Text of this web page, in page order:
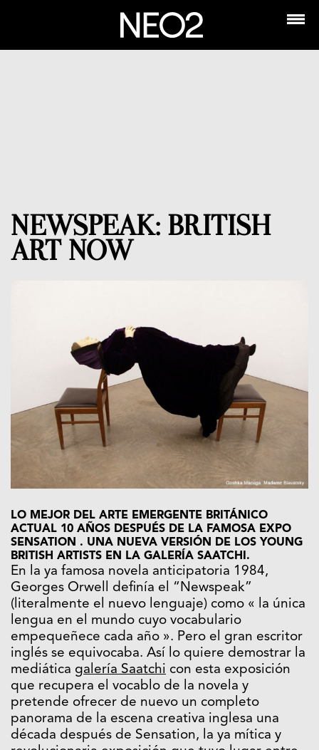
NEWSPEAK: BRITISH
ART NOW
LO MEJOR DEL ARTE EMERGENTE BRITÁNICO
ACTUAL 10 AÑOS DESPUÉS DE LA FAMOSA EXPO
SENSATION . UNA NUEVA VERSIÓN DE LOS YOUNG
BRITISH ARTISTS EN LA GALERÍA SAATCHI.
En la ya famosa novela anticipatoria 1984,
Georges Orwell definía el “Newspeak”
(literalmente el nuevo lenguaje) como « la única
lengua en el mundo cuyo vocabulario
empequeñece cada año ». Pero el gran escritor
inglés se equivocaba. Así lo quiere demostrar la
mediática galería Saatchi con esta exposición
que recupera el vocablo de la novela y
pretende ofrecer de nuevo un completo
panorama de la escena creativa inglesa una
década después de Sensation, la ya mítica y